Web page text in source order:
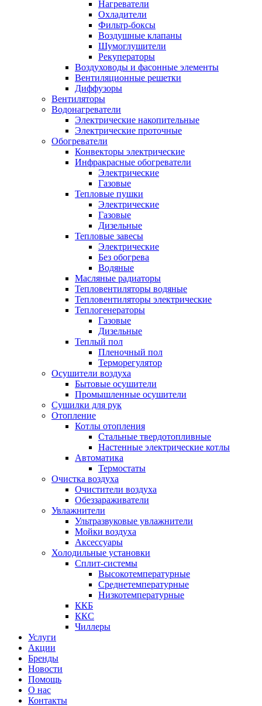
Нагреватели
Охладители
Фильтр-боксы
Воздушные клапаны
Шумоглушители
Рекуператоры
Воздуховоды и фасонные элементы
Вентиляционные решетки
Диффузоры
Вентиляторы
Водонагреватели
Электрические накопительные
Электрические проточные
Обогреватели
Конвекторы электрические
Инфракрасные обогреватели
Электрические
Газовые
Тепловые пушки
Электрические
Газовые
Дизельные
Тепловые завесы
Электрические
Без обогрева
Водяные
Масляные радиаторы
Тепловентиляторы водяные
Тепловентиляторы электрические
Теплогенераторы
Газовые
Дизельные
Теплый пол
Пленочный пол
Терморегулятор
Осушители воздуха
Бытовые осушители
Промышленные осушители
Сушилки для рук
Отопление
Котлы отопления
Стальные твердотопливные
Настенные электрические котлы
Автоматика
Термостаты
Очистка воздуха
Очистители воздуха
Обеззараживатели
Увлажнители
Ультразвуковые увлажнители
Мойки воздуха
Аксессуары
Холодильные установки
Сплит-системы
Высокотемпературные
Среднетемпературные
Низкотемпературные
ККБ
ККС
Чиллеры
Услуги
Акции
Бренды
Новости
Помощь
О нас
Контакты